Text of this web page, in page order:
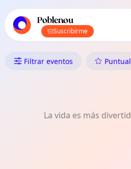
de eventos locales de
Poblenou
Suscribirme
Qué Hacer en
Filtrar eventos
La vida es más